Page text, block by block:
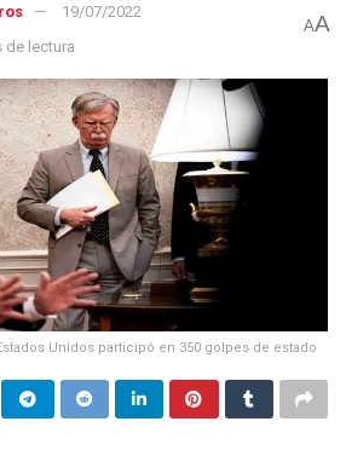
19/07/2022
de lectura
AA
Unidos participó en 350 golpes de estado